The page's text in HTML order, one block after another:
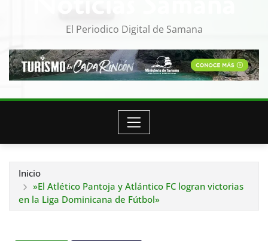
El Periodico Digital de Samana
Inicio
»El Atlético Pantoja y Atlántico FC logran victorias
en la Liga Dominicana de Fútbol»